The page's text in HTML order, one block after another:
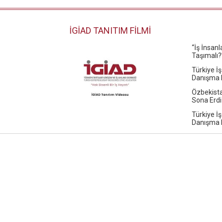
İGİAD TANITIM FİLMİ
“İş
Türkiye İş
Sona Erdi
Türkiye